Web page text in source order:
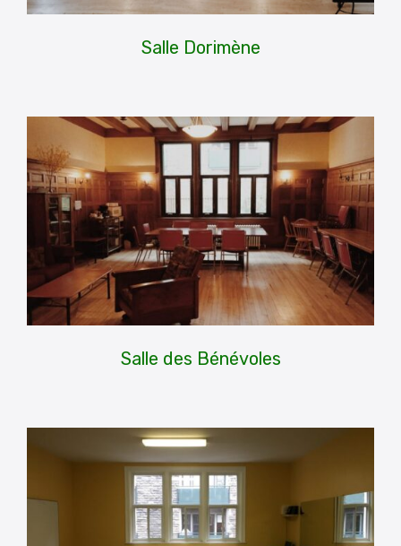
Salle Dorimène
Salle des Bénévoles